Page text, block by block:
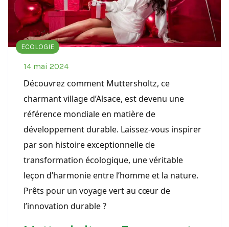
ECOLOGIE
14 mai 2024
Découvrez comment Muttersholtz, ce
charmant village d’Alsace, est devenu une
référence mondiale en matière de
développement durable. Laissez-vous inspirer
par son histoire exceptionnelle de
transformation écologique, une véritable
leçon d’harmonie entre l’homme et la nature.
Prêts pour un voyage vert au cœur de
l’innovation durable ?